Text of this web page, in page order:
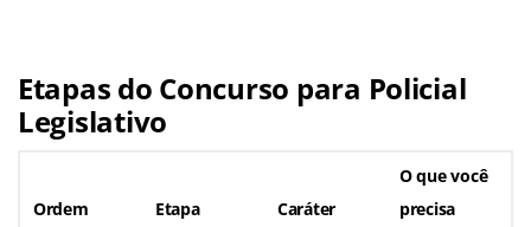
Etapas do Concurso para Policial
Legislativo
Ordem Etapa Caráter
O que você
precisa